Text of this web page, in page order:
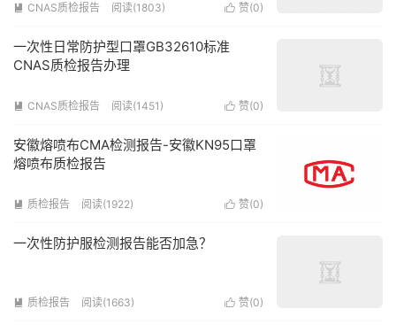
 赞(0)
 CNAS质检报告 阅读(1803)
一次性日常防护型口罩GB32610标准
CNAS质检报告办理
 赞(0)
 CNAS质检报告 阅读(1451)
安徽熔喷布CMA检测报告-安徽KN95口罩
熔喷布质检报告
 赞(0)
 质检报告 阅读(1922)
一次性防护服检测报告能否加急？
 赞(0)
 质检报告 阅读(1663)